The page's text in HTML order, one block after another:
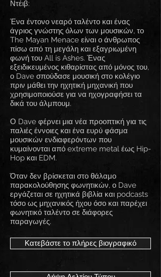
Ντέιβ:
Ένα έντονο νεαρό ταλέντο και ένας
άγριος γνώστης όλων των μουσικών, το
The Mayan Menace είναι ο άνθρωπος
πίσω από τη μεγάλη και εξαγριωμένη
φωνή του All is Ashes. Ένας
εξειδικευμένος κιθαρίστας από μόνος του,
ο Dave σπούδασε μουσική στο κολέγιο
πριν μάθει την ηχητική μηχανική που
χρησιμοποιούσε για να ηχογραφήσει τα
δικά του άλμπουμ.
Ο Dave φέρνει μια νέα προοπτική για τις
παλιές έννοιες και ένα ευρύ φάσμα
μουσικών ενδιαφερόντων που
κυμαίνονται από extreme metal έως Hip-
Hop και EDM.
Όταν δεν βρίσκεται στο θάλαμο
παρακολούθησης φωνητικών, ο Dave
εργάζεται σε ηχητικά βιβλία και podcasts
τόσο ως μηχανικός ήχου όσο και παρέχει
φωνητικό ταλέντο σε διάφορες
παραγωγές.
Κατεβάστε το πλήρες βιογραφικό